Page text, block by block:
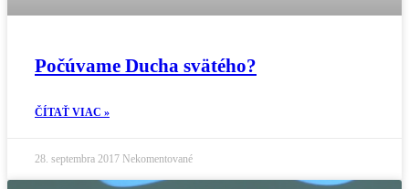
Počúvame Ducha svätého?
ČÍTAŤ VIAC »
28. septembra 2017 Nekomentované